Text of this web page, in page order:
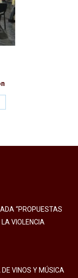
“PROPUESTAS
VIOLENCIA
VINOS Y MÚSICA